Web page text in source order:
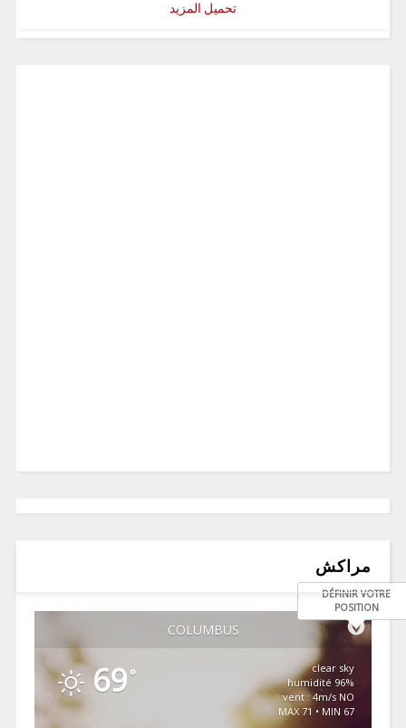
تحميل المزيد
مراكش
COLUMBUS
DÉFINIR VOTRE
POSITION
69 °
clear sky
96% humidité
vent : 4m/s NO
MAX 71 • MIN 67